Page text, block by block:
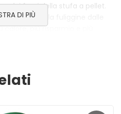
dei fumi della stufa a pellet.
rimuovere la fuliggine dalle
calore, più risparmio e più
dagli sportelli. Basta
lasciare agire un minuto e
DI PIÙ